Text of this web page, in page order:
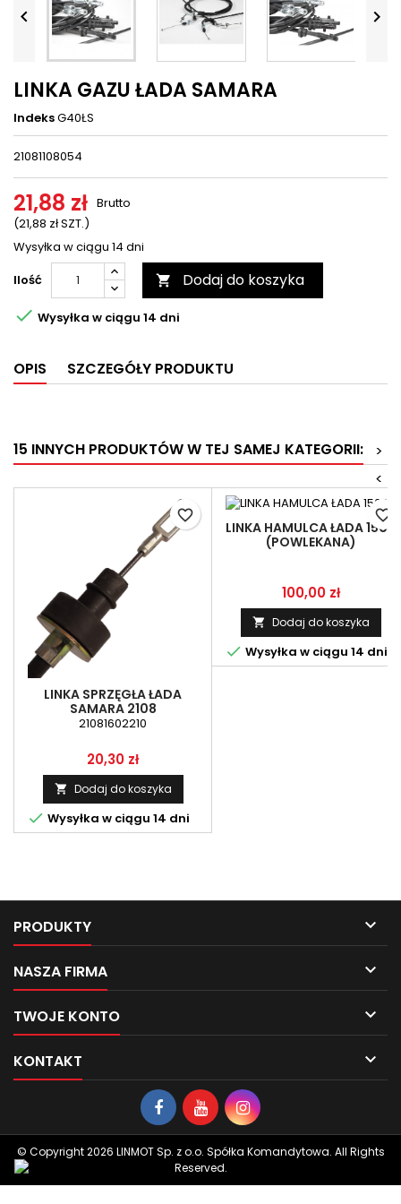
 
 
LINKA GAZU ŁADA SAMARA
IndeksG40ŁS
21081108054
21,88 zł
(21,88 zł SZT.)
Brutto
Wysyłka w ciągu 14 dni
Ilość
 Dodaj do koszyka
 Wysyłka w ciągu 14 dni
OPIS SZCZEGÓŁY PRODUKTU
15 INNYCH PRODUKTÓW W TEJ SAMEJ KATEGORII:
>
<
LINKA SPRZĘGŁA ŁADA
SAMARA 2108
21081602210
Cena
20,30 zł
 Dodaj do koszyka
 Wysyłka w ciągu 14 dni
favorite_border
LINKA HAMULCA ŁADA 1500
(POWLEKANA)
Cena
100,00 zł
 Dodaj do koszyka
 Wysyłka w ciągu 14 dni
favorite_border
PRODUKTY 
NASZA FIRMA 
TWOJE KONTO 
KONTAKT 
© Copyright 2026 LINMOT Sp. z o.o. Spółka Komandytowa. All Rights
Reserved.